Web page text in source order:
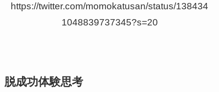
https://twitter.com/momokatusan/status/138434
1048839737345?s=20
脱成功体験思考